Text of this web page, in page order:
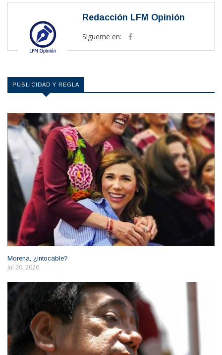
Redacción LFM Opinión
Sigueme en:
PUBLICIDAD Y REGLA
Morena, ¿intocable?
Jul 20, 2026